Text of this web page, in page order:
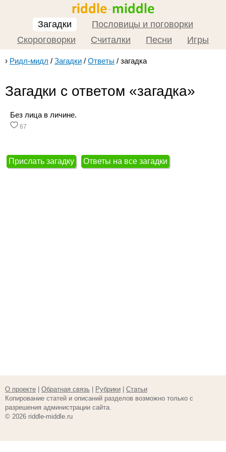
Загадки
Пословицы и поговорки
Скороговорки
Считалки Песни Игры
› Ридл-мидл / Загадки / Ответы / загадка
Загадки с ответом «загадка»
Без лица в личине.
67
Прислать загадку Ответы на все загадки
О проекте Обратная связь Рубрики
Статьи
Копирование статей и описаний разделов возможно только с
разрешения администрации сайта.
© 2026 riddle-middle.ru